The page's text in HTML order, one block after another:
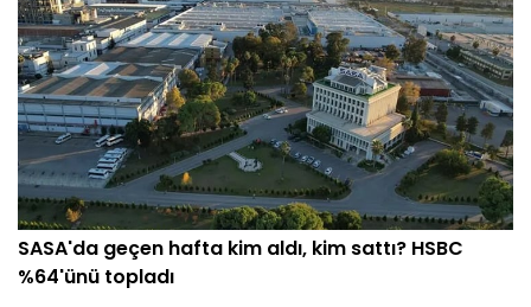
SASA'da geçen hafta kim aldı, kim sattı? HSBC
%64'ünü topladı